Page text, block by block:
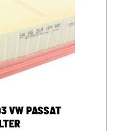
zu vermeiden,
vor Ihrer Bestellung
stellige
Audi: WAUZZZ...)
vorab, ob der
passt.
VW PASSAT